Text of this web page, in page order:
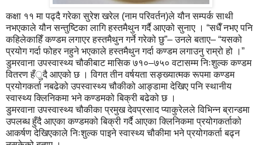
कक्षा ११ मा पढ्दै गरेका सुरेश खरेल (नाम परिवर्तन)ले यौन सम्पर्क साथी
नभएकाले यौन सन्तुष्टिका लागि हस्तमैथुन गर्दै आएको सुनाए । “सधैँ नभए पनि
कहिलेकाहिँ कण्डम लगाएर हस्तमैथुन गर्ने गरेको छु”– उनले बताए– “यसको
प्रयोग गर्दा फोहर नहुने भएकाले हस्तमैथुन गर्दा कण्डम लगाउनु राम्रो हो ।”
डुमरवाना उपस्वास्थ्य चौकीबाट मासिक ७१०–७५० वटासम्म निःशुल्क कण्डम
वितरण हँुदै आएको छ । विगत तीन वर्षयता सङ्ख्यात्मक रूपमा कण्डम
प्रयोगकर्ता नबढेको उपस्वास्थ्य चौकीको आङ्डामा देखिए पनि स्थानीय
स्वास्थ्य क्लिनिकमा भने कण्डमको बिक्री बढेको छ ।
डुमरवाना उपस्वास्थ्य चौकीका प्रमुख देवप्रसाद प्याकुरेलले विभिन्न ब्रान्डमा
उपलब्ध हुँदै आएका कण्डमको बिक्री गर्दै आएका क्लिनिकमा प्रयोगकर्ताको
आकर्षण देखिएकाले निःशुल्क पाइने स्वास्थ्य चौकीमा भने प्रयोगकर्ता बढ्न